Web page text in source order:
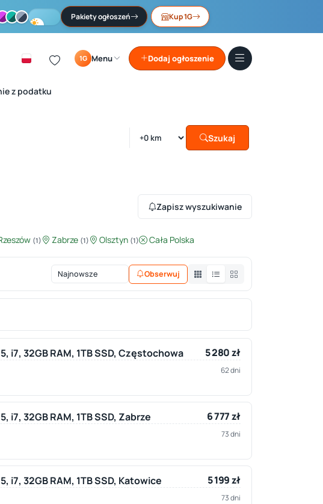
Pakiety ogłoszeń Kup 1G
1G Menu Dodaj ogłoszenie
z podatku
Szukaj
Zapisz wyszukiwanie
(1) Zabrze (1) Olsztyn (1) Cała Polska
Obserwuj
i7, 32GB RAM, 1TB SSD, Częstochowa 5 280 zł
62 dni
i7, 32GB RAM, 1TB SSD, Zabrze 6 777 zł
73 dni
i7, 32GB RAM, 1TB SSD, Katowice 5 199 zł
73 dni